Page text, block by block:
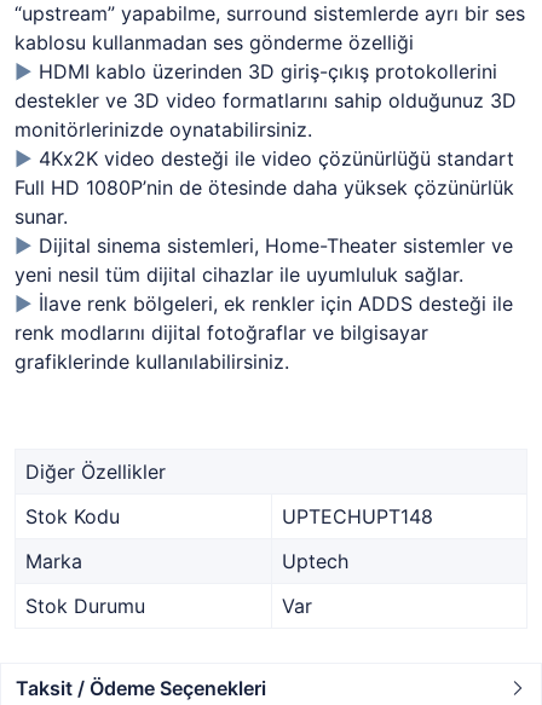
“upstream” yapabilme, surround sistemlerde ayrı bir ses
kablosu kullanmadan ses gönderme özelliği
► HDMI kablo üzerinden 3D giriş-çıkış protokollerini
destekler ve 3D video formatlarını sahip olduğunuz 3D
monitörlerinizde oynatabilirsiniz.
► 4Kx2K video desteği ile video çözünürlüğü standart
Full HD 1080P’nin de ötesinde daha yüksek çözünürlük
sunar.
► Dijital sinema sistemleri, Home-Theater sistemler ve
yeni nesil tüm dijital cihazlar ile uyumluluk sağlar.
► İlave renk bölgeleri, ek renkler için ADDS desteği ile
renk modlarını dijital fotoğraflar ve bilgisayar
grafiklerinde kullanılabilirsiniz.
Diğer Özellikler
Stok Kodu
UPTECHUPT148
Marka
Uptech
Stok Durumu
Var
Taksit / Ödeme Seçenekleri